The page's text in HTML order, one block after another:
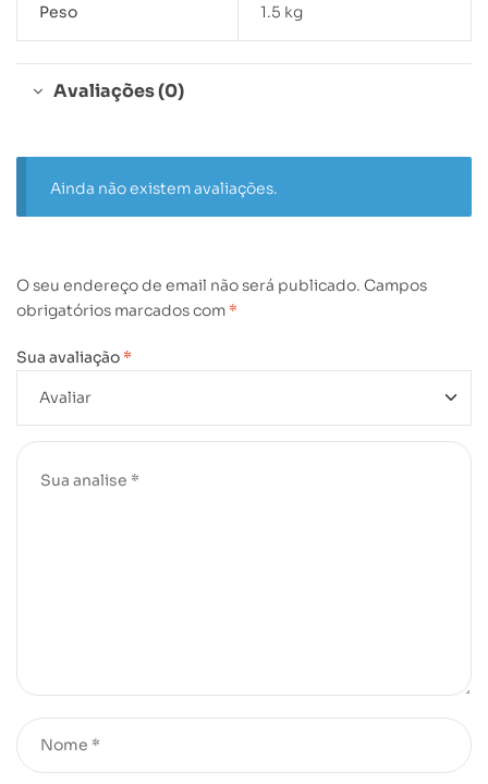
Peso 1.5 kg
Avaliações (0)
Ainda não existem avaliações.
O seu endereço de email não será publicado. Campos
obrigatórios marcados com *
Sua avaliação *